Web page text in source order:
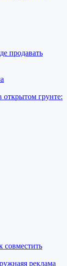
продавать
открытом грунте:
совместить
реклама